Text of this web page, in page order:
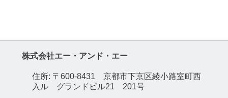
株式会社エー・アンド・エー
住所: 〒600-8431 京都市下京区綾小路室町西
入ル グランドビル21 201号